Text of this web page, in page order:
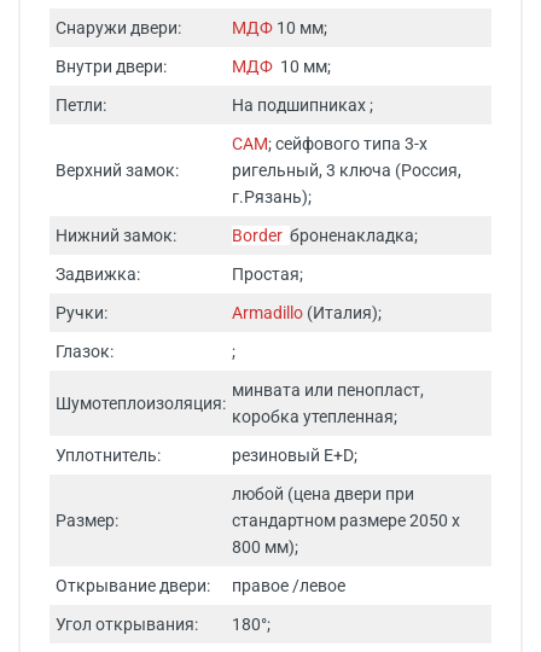
Снаружи двери: МДФ 10 мм;
Внутри двери:
МДФ 10 мм;
Петли:
На подшипниках ;
Верхний замок:
САМ; сейфового типа 3-х
ригельный, 3 ключа (Россия,
г.Рязань);
Нижний замок:
Border броненакладка;
Задвижка:
Простая;
Ручки:
Armadillo (Италия);
Глазок:
;
Шумотеплоизоляция:
минвата или пенопласт,
коробка утепленная;
Уплотнитель:
резиновый E+D;
Размер:
любой (цена двери при
стандартном размере 2050 х
800 мм);
Открывание двери:
правое /левое
Угол открывания:
180°;